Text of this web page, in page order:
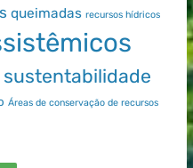
queimadas recursos hídricos
sustentabilidade
Áreas de conservação de recursos